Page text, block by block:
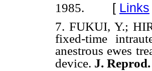
1985. [ Links
7. FUKUI, Y.;
fixed-time
anestrous ewes
device. J.